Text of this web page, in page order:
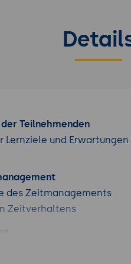
Teilnehmenden
Lernziele und
des Zeitmanagements
Zeitverhaltens